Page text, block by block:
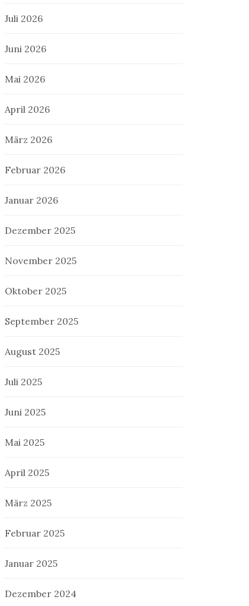
Juli 2026
Juni 2026
Mai 2026
April 2026
März 2026
Februar 2026
Januar 2026
Dezember 2025
November 2025
Oktober 2025
September 2025
August 2025
Juli 2025
Juni 2025
Mai 2025
April 2025
März 2025
Februar 2025
Januar 2025
Dezember 2024